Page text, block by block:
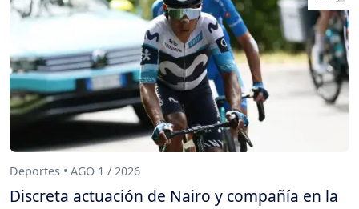
Deportes • AGO 1 / 2026
Discreta actuación de Nairo y compañía en la